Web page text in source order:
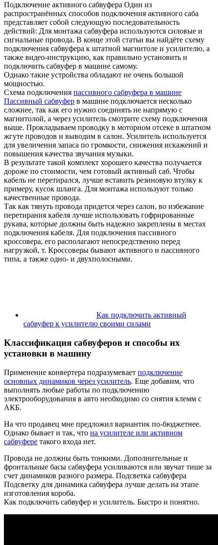
Подключение активного сабвуфера Один из
распространённых способов подключения активного саба
представляет собой следующую последовательность
действий: Для монтажа сабвуфера используются силовые и
сигнальные провода. В конце этой статьи вы найдёте схему
подключения сабвуфера к штатной магнитоле и усилителю, а
также видео-инструкцию, как правильно установить и
подключить сабвуфер в машине самому.
Однако такие устройства обладают не очень большой
мощностью.
Схема подключения пассивного сабвуфера в машине
Пассивный сабвуфер в машине подключается несколько
сложнее, так как его нужно соединять не напрямую с
магнитолой, а через усилитель смотрите схему подключения
выше. Прокладываем проводку в моторном отсеке в штатном
жгуте проводов и выводим в салон. Усилитель используется
для увеличения запаса по громкости, снижения искажений и
повышения качества звучания музыки.
В результате такой комплект хорошего качества получается
дороже по стоимости, чем готовый активный саб. Чтобы
кабель не перетирался, лучше вставить резиновую втулку к
примеру, кусок шланга. Для монтажа используют только
качественные провода.
Так как тянуть провода придется через салон, во избежание
перетирания кабеля лучше использовать гофрированные
рукава, которые должны быть надежно закреплены в местах
подключения кабеля. Для подключения пассивного
кроссовера, его располагают непосредственно перед
нагрузкой, т. Кроссоверы бывают активного и пассивного
типа, а также одно- и двухполосными.
Как подключить активный
сабвуфер к усилителю своими силами
Классификация сабвуферов и способы их
установки в машину
Применение конвертера подразумевает подключение
основных динамиков через усилитель. Еще добавим, что
выполнять любые работы по подключению
электрооборудования в авто необходимо со снятия клемм с
АКБ.
На что продавец мне предложил вариантик по-бюджетнее.
Однако бывает и так, что на усилителе или активном
сабвуфере такого входа нет.
Провода не должны быть тонкими. Дополнительные и
фронтальные басы сабвуфера усиливаются или звучат тише за
счет динамиков разного размера. Подсветка сабвуфера
Подсветку для динамика сабвуфера лучше делать на этапе
изготовления короба.
Как подключить сабвуфер и усилитель. Быстро и понятно.